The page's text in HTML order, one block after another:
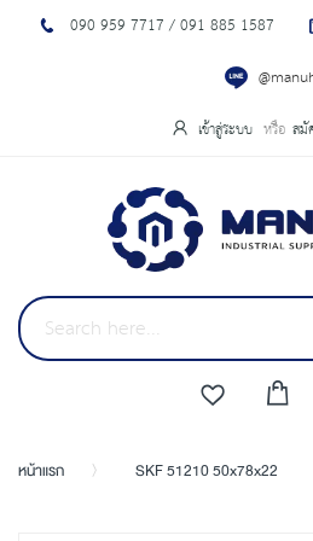
090 959 7717 / 091 885 1587
เข้าสู่ระบบ สมั
หน้าแรก SKF 51210 50x78x22